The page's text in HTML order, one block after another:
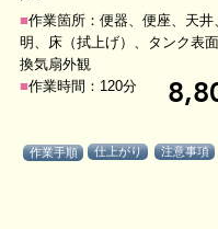
■作業箇所：便器、便座、天井
明、床（拭上げ）、タンク表面
換気扇外観
■作業時間：120分​
作業手順 仕上がり 注意事項